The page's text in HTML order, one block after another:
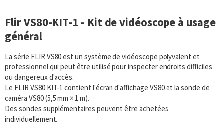
Flir VS80-KIT-1 - Kit de vidéoscope à usage
général
La série FLIR VS80 est un système de vidéoscope polyvalent et
professionnel qui peut être utilisé pour inspecter endroits difficiles
ou dangereux d'accès.
Le FLIR VS80 KIT-1 contient l'écran d'affichage VS80 et la sonde de
caméra VS80 (5,5 mm × 1 m).
Des sondes supplémentaires peuvent être achetées
individuellement.